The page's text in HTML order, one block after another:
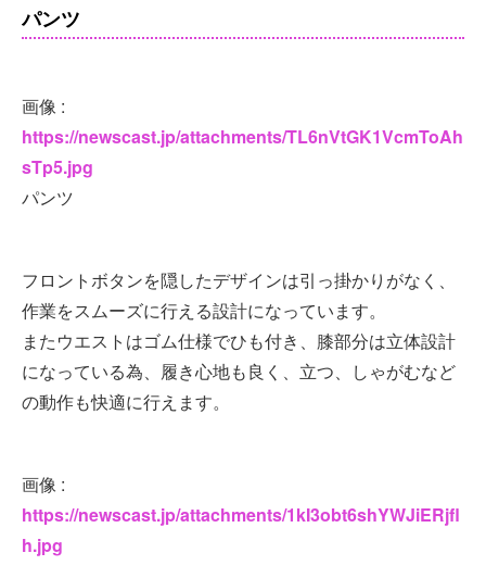
パンツ
画像 :
https://newscast.jp/attachments/TL6nVtGK1VcmToAh
sTp5.jpg
パンツ
フロントボタンを隠したデザインは引っ掛かりがなく、
作業をスムーズに行える設計になっています。
またウエストはゴム仕様でひも付き、膝部分は立体設計
になっている為、履き心地も良く、立つ、しゃがむなど
の動作も快適に行えます。
画像 :
https://newscast.jp/attachments/1kI3obt6shYWJiERjfl
h.jpg